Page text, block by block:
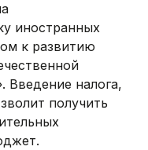
иностранных
к развитию
Введение налога,
получить